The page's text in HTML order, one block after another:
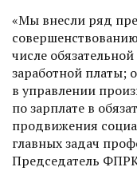
«Мы внесли ряд
числе
заработной платы;
в управлении
по зарплате в
продвижения
главных задач
Председатель